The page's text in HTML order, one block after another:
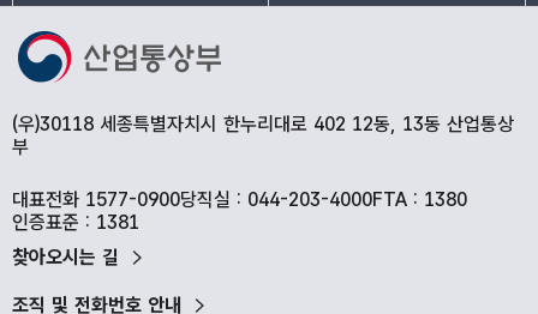
(우)30118 세종특별자치시 한누리대로 402 12동, 13동 산업통상
부
대표전화 1577-0900당직실 : 044-203-4000FTA : 1380
인증표준 : 1381
찾아오시는 길
조직 및 전화번호 안내